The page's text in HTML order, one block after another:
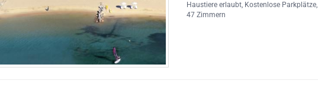
Haustiere erlaubt, Kostenlose Parkplätze,
47 Zimmern